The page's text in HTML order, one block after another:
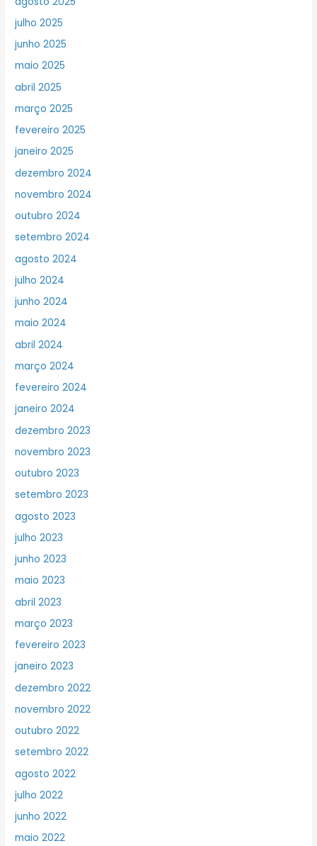
julho 2025
junho 2025
maio 2025
abril 2025
março 2025
fevereiro 2025
janeiro 2025
dezembro 2024
novembro 2024
outubro 2024
setembro 2024
agosto 2024
julho 2024
junho 2024
maio 2024
abril 2024
março 2024
fevereiro 2024
janeiro 2024
dezembro 2023
novembro 2023
outubro 2023
setembro 2023
agosto 2023
julho 2023
junho 2023
maio 2023
abril 2023
março 2023
fevereiro 2023
janeiro 2023
dezembro 2022
novembro 2022
outubro 2022
setembro 2022
agosto 2022
julho 2022
junho 2022
maio 2022